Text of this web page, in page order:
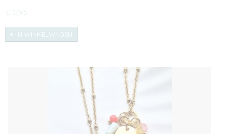
€ 17,95
IN WINKELWAGEN